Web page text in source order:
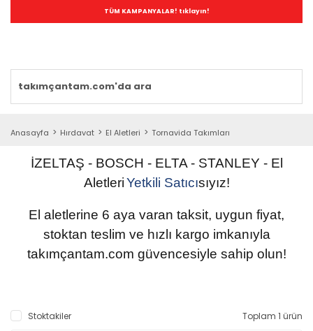
TÜM KAMPANYALAR! tıklayın!
Anasayfa Hırdavat El Aletleri Tornavida Takımları
İZELTAŞ - BOSCH - ELTA - STANLEY - El
AletleriYetkili Satıcısıyız!
El aletlerine 6 aya varan taksit, uygun fiyat,
stoktan teslim ve hızlı kargo imkanıyla
takımçantam.com güvencesiyle sahip olun!
Stoktakiler Toplam 1 ürün